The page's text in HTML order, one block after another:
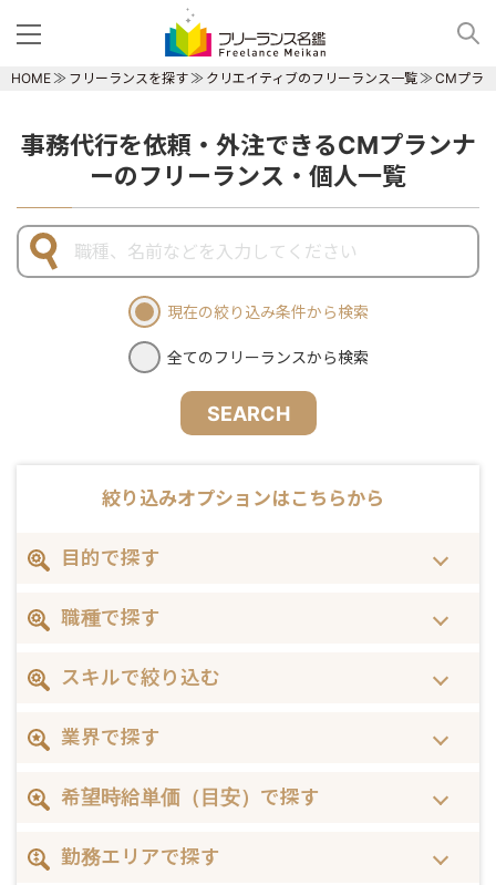
HOME フリーランスを探す クリエイティブのフリーランス一覧 CMプラ
事務代行を依頼・外注できるCMプランナ
ーのフリーランス・個人一覧
現在の絞り込み条件から検索
全てのフリーランスから検索
SEARCH
絞り込みオプションはこちらから
目的で探す
職種で探す
スキルで絞り込む
業界で探す
希望時給単価（目安）で探す
勤務エリアで探す